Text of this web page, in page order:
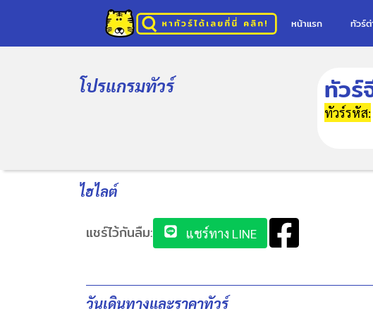
หน้าแรก ทัวร์ต่
โปรแกรมทัวร์ ทัวร์
ทัวร์รหัส:
ไฮไลต์
แชร์ไว้กันลืม: แชร์ทาง LINE
วันเดินทางและราคาทัวร์